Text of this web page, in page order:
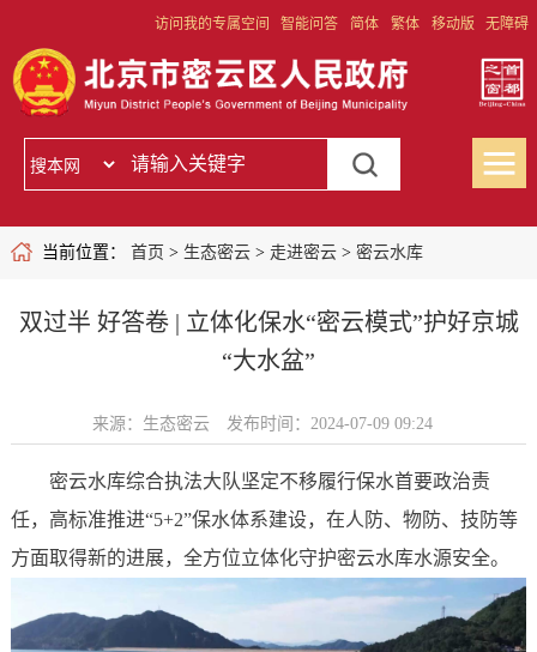
访问我的专属空间 智能问答 简体 繁体 移动版 无障碍
当前位置： 首页 > 生态密云> 走进密云> 密云水库
双过半 好答卷 | 立体化保水“密云模式”护好京城
“大水盆”
来源：生态密云 发布时间：2024-07-09 09:24
密云水库综合执法大队坚定不移履行保水首要政治责
任，高标准推进“5+2”保水体系建设，在人防、物防、技防等
方面取得新的进展，全方位立体化守护密云水库水源安全。